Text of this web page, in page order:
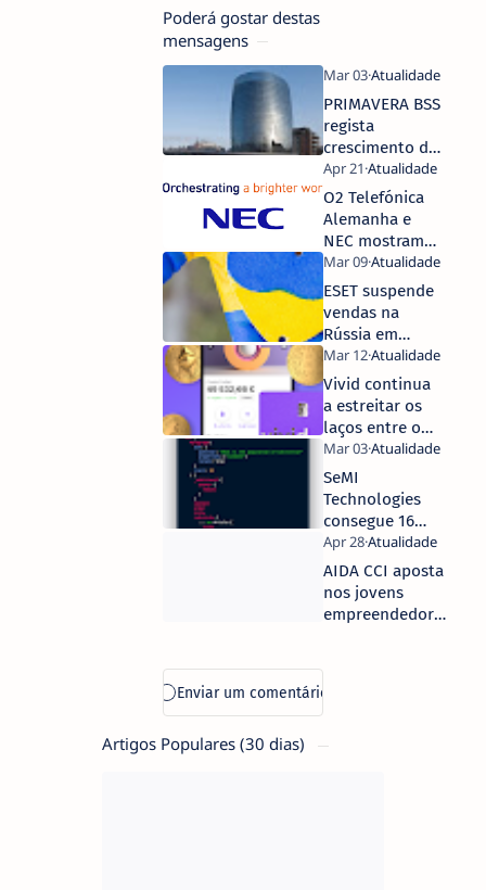
Poderá gostar destas
mensagens
PRIMAVERA BSS
regista
crescimento de
16% em 2021
O2 Telefónica
Alemanha e
NEC mostram
capacidades do
Open RAN com
a primeira
implementação
de small cells
ESET suspende
vendas na
Rússia em
resposta à
invasão da
Ucrânia
Vivid continua
a estreitar os
laços entre o
velho e o novo
mundo
financeiro
SeMI
Technologies
consegue 16
milhões de
financiamento
para a sua base
de dados com
inteligência
AIDA CCI aposta
nos jovens
empreendedores
Artigos Populares (30 dias)